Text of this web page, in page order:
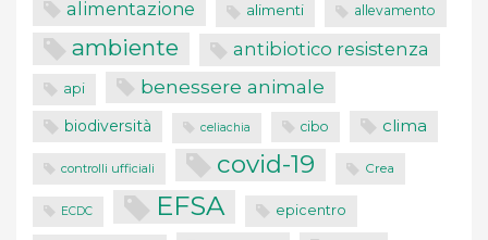
alimentazione alimenti allevamento
ambiente antibiotico resistenza
api benessere animale
biodiversità celiachia cibo clima
controlli ufficiali covid-19 Crea
ECDC EFSA epicentro